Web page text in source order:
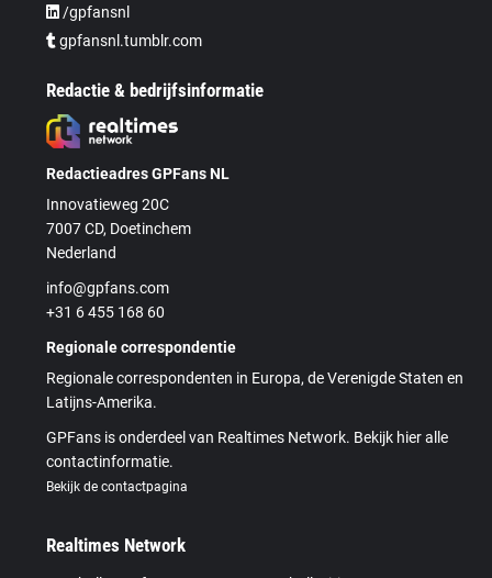
/gpfansnl
gpfansnl.tumblr.com
Redactie & bedrijfsinformatie
Redactieadres GPFans NL
Innovatieweg 20C
7007 CD, Doetinchem
Nederland
info@gpfans.com
+31 6 455 168 60
Regionale correspondentie
Regionale correspondenten in Europa, de Verenigde Staten en
Latijns-Amerika.
GPFans is onderdeel van Realtimes Network. Bekijk hier alle
contactinformatie.
Bekijk de contactpagina
Realtimes Network